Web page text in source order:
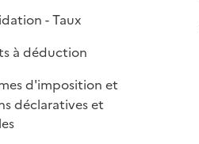
- Taux
à déduction
d'imposition et
déclaratives et